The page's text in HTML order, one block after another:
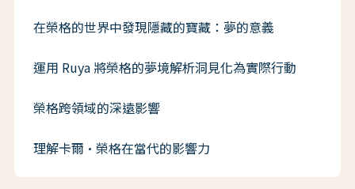
在榮格的世界中發現隱藏的寶藏：夢的意義
運用 Ruya 將榮格的夢境解析洞見化為實際行動
榮格跨領域的深遠影響
理解卡爾·榮格在當代的影響力